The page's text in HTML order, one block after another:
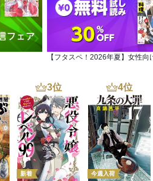
3位
新着
4位
今週入荷